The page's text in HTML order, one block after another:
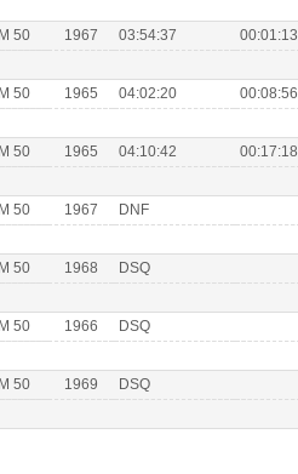
50 1967 03:54:37 00:01:13
50 1965 04:02:20 00:08:56
50 1965 04:10:42 00:17:18
50 1967 DNF
50 1968 DSQ
50 1966 DSQ
50 1969 DSQ